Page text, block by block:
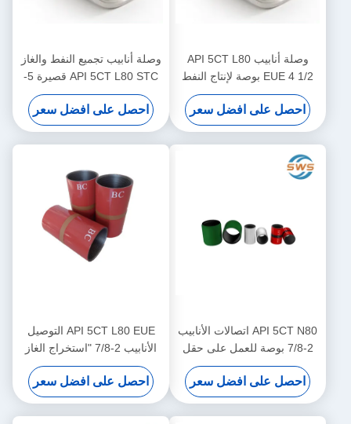
وصلة أنابيب API 5CT L80
EUE 4 1/2 بوصة لإنتاج النفط
والغاز، أنابيب فولاذية غير
ملحومة، تستخدم لتوصيل أنابيب
إنتاج النفط والغاز متوسطة
العمق ونقل السوائل في قاع
احصل على افضل سعر
وصلة أنابيب تجميع النفط والغاز
API 5CT L80 STC قصيرة 5-
1/2 بوصة
احصل على افضل سعر
API 5CT N80 اتصالات الأنابيب
2-7/8 بوصة للعمل على حقل
النفط ، الصيانة واستبدال
الأنابيب
احصل على افضل سعر
API 5CT L80 EUE التوصيل
الأنابيب 2-7/8 "استخراج الغاز
النفطي التوصيل الأنابيب
الفولاذية السلسة، اعتمدت
لارتباط أنابيب إنتاج النفط والغاز
على عمق متوسط ونقل السائل
احصل على افضل سعر